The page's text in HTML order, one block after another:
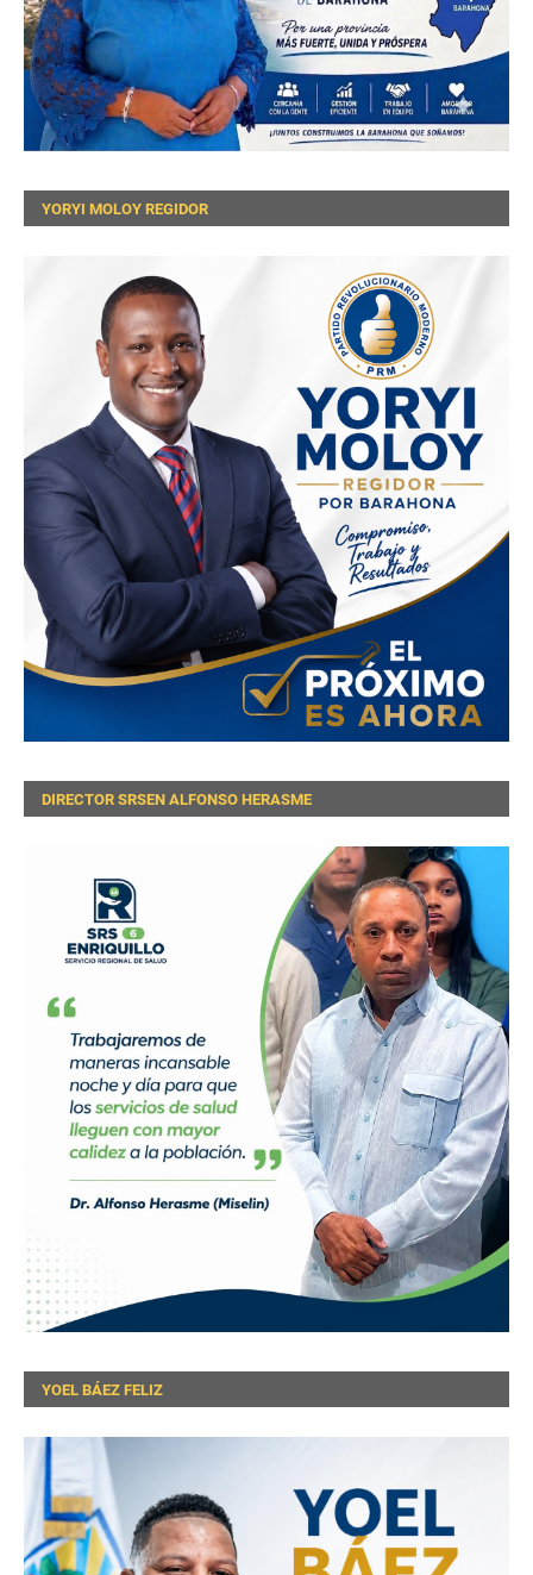
YORYI MOLOY REGIDOR
DIRECTOR SRSEN ALFONSO HERASME
YOEL BÁEZ FELIZ